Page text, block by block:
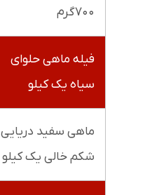
۷۰۰گرم
فیله ماهی حلوای
سیاه یک کیلو
ماهی سفید دریایی
شکم خالی یک کیلو